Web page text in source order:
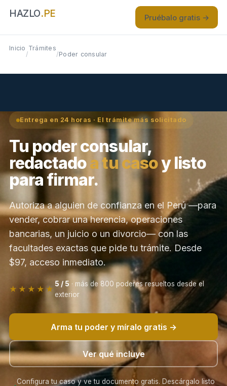
HAZLO.PE Pruébalo gratis →
Inicio
/
Trámites
/Poder consular
Entrega en 24 horas · El trámite más solicitado
Tu poder consular,
redactadoa tu casoy listo
para firmar.
Autoriza a alguien de confianza en el Perú —para
vender, cobrar una herencia, operaciones
bancarias, un juicio o un divorcio— con las
facultades exactas que pide tu trámite. Desde
$97, acceso inmediato.
★★★★★
5 / 5 · más de 800 poderes resueltos desde el
exterior
Arma tu poder y míralo gratis →
Ver qué incluye
Configura tu caso y ve tu documento gratis. Descárgalo listo